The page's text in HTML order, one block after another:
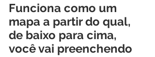
Funciona como um
mapa a partir do qual,
de baixo para cima,
você vai preenchendo